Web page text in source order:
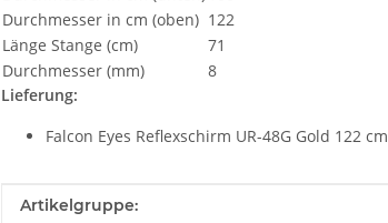
Durchmesser in cm (oben) 122
Länge Stange (cm)
71
Durchmesser (mm)
8
Lieferung:
Falcon Eyes Reflexschirm UR-48G Gold 122 cm
Produkteigenschaft
Wert
Artikelgruppe: